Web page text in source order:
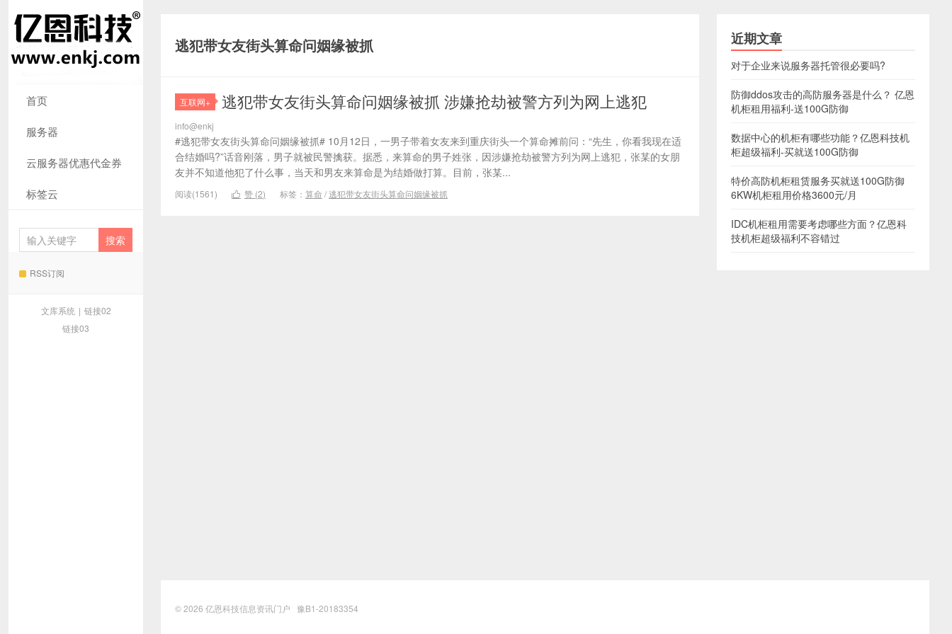
首页
服务器
云服务器优惠代金券
标签云
RSS订阅
文库系统 | 链接02
链接03
逃犯带女友街头算命问姻缘被抓
互联网+ 逃犯带女友街头算命问姻缘被抓 涉嫌抢劫被警方列为网上逃犯
info@enkj
#逃犯带女友街头算命问姻缘被抓# 10月12日，一男子带着女友来到重庆街头一个算命摊前问：“先生，你看我现在适
合结婚吗?”话音刚落，男子就被民警擒获。据悉，来算命的男子姓张，因涉嫌抢劫被警方列为网上逃犯，张某的女朋
友并不知道他犯了什么事，当天和男友来算命是为结婚做打算。目前，张某...
阅读(1561)  赞 (2) 标签： 算命 /逃犯带女友街头算命问姻缘被抓
近期文章
对于企业来说服务器托管很必要吗?
防御ddos攻击的高防服务器是什么？ 亿恩
机柜租用福利-送100G防御
数据中心的机柜有哪些功能？亿恩科技机
柜超级福利-买就送100G防御
特价高防机柜租赁服务买就送100G防御
6KW机柜租用价格3600元/月
IDC机柜租用需要考虑哪些方面？亿恩科
技机柜超级福利不容错过
© 2026 亿恩科技信息资讯门户 豫B1-20183354